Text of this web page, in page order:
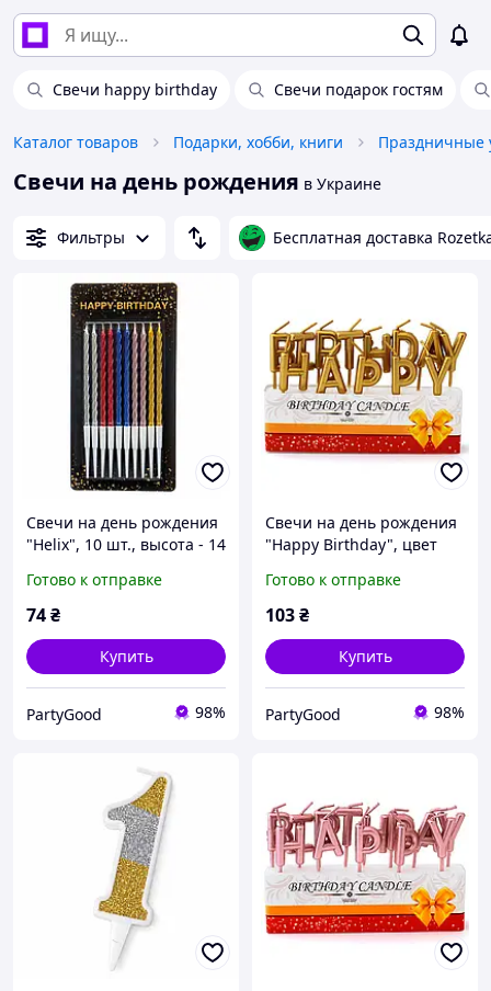
Свечи happy birthday Свечи подарок гостям
Каталог товаров Подарки, хобби, книги Праздничные
Свечи на день рождения в Украине
Фильтры Бесплатная доставка
Свечи на день рождения
"Helix", 10 шт., высота - 14
Готово к отправке
74₴
Купить
PartyGood 98%
Свечи на день рождения
"Happy Birthday", цвет
Готово к отправке
103₴
Купить
PartyGood 98%